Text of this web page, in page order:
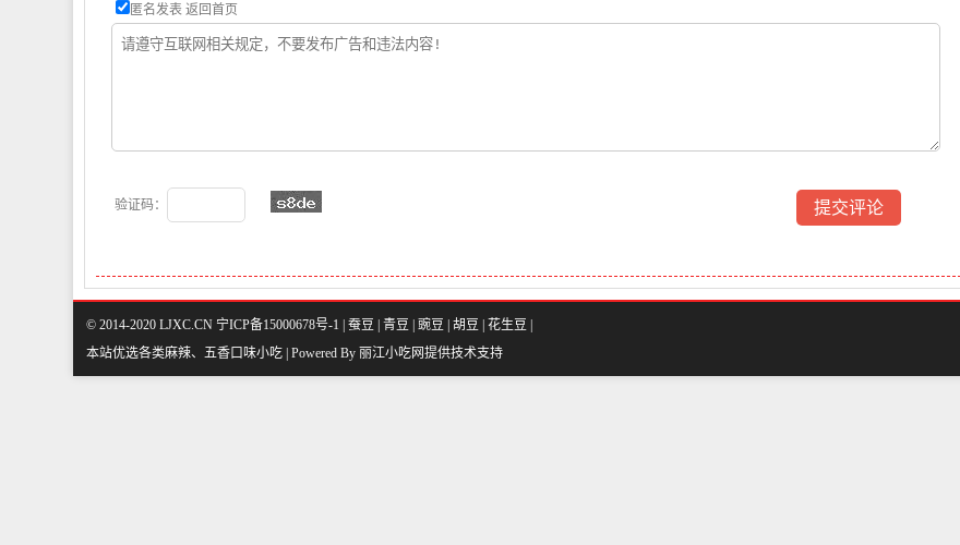
匿名发表 返回首页
验证码：
© 2014-2020 LJXC.CN 宁ICP备15000678号-1 | 蚕豆 青豆 豌豆 胡豆 花生豆
本站优选各类麻辣、五香口味小吃 | Powered By 丽江小吃网提供技术支持